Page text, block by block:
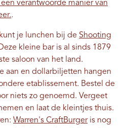
verantwoorde manier van
.
je lunchen bij de Shooting
kleine bar is al sinds 1879
saloon van het land.
aan en dollarbiljetten hangen
etablissement. Bestel de
niets zo genoemd. Vergeet
en laat de kleintjes thuis.
Warren's CraftBurgeris nog